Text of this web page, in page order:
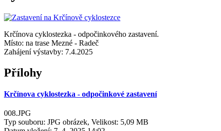
Krčínova cyklostezka - odpočinkového zastavení.
Místo: na trase Mezné - Radeč
Zahájení výstavby: 7.4.2025
Přílohy
Krčínova cyklostezka - odpočinkové zastavení
008.JPG
Typ souboru: JPG obrázek, Velikost: 5,09 MB